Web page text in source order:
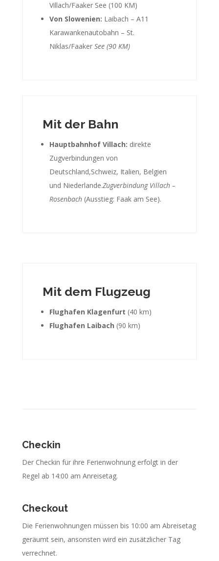
Villach/Faaker See (100 KM)
Von Slowenien: Laibach – A11
Karawankenautobahn – St.
Niklas/Faaker See (90 KM)
Mit der Bahn
Hauptbahnhof Villach: direkte
Zugverbindungen von
Deutschland,Schweiz, Italien, Belgien
und Niederlande.Zugverbindung Villach –
Rosenbach(Ausstieg: Faak am See).
Mit dem Flugzeug
Flughafen Klagenfurt (40 km)
Flughafen Laibach (90 km)
Checkin
Der Checkin für ihre Ferienwohnung erfolgt in der
Regel ab 14:00 am Anreisetag.
Checkout
Die Ferienwohnungen müssen bis 10:00 am Abreisetag
geräumt sein, ansonsten wird ein zusätzlicher Tag
verrechnet.